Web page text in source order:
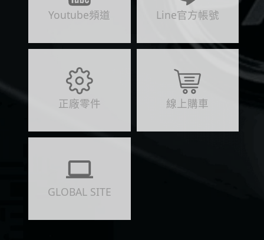
Youtube頻道 Line官方帳號
正廠零件 線上購車
GLOBAL SITE